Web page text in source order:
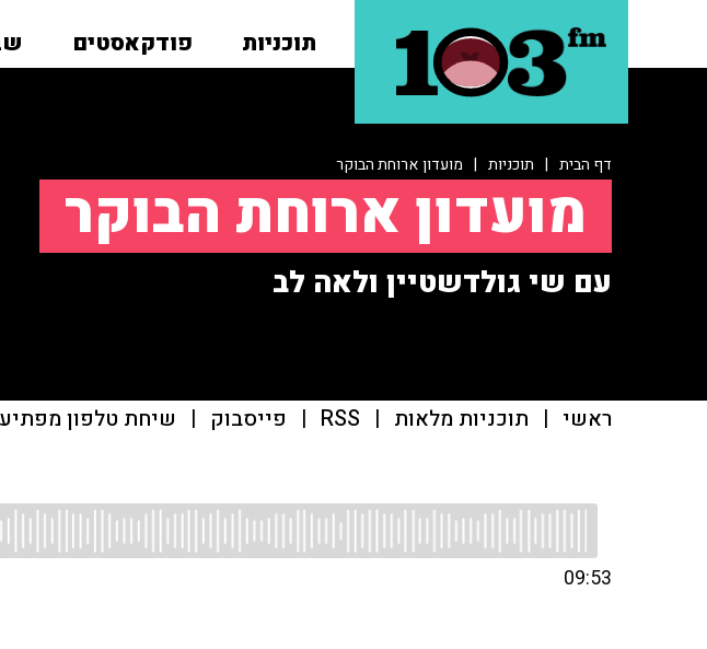
תוכניות פודקאסטים
דף הבית | תוכניות | מועדון ארוחת הבוקר
מועדון ארוחת הבוקר
עם שי גולדשטיין ולאה לב
ראשי | תוכניות מלאות |
RSS
| פייסבוק | שיחת טלפון
09:53